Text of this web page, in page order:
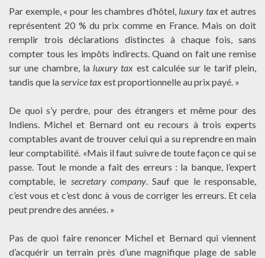
Par exemple, « pour les chambres d’hôtel, luxury taxet autres
représentent 20 % du prix comme en France. Mais on doit
remplir trois déclarations distinctes à chaque fois, sans
compter tous les impôts indirects. Quand on fait une remise
sur une chambre, la luxury tax est calculée sur le tarif plein,
tandis que la service taxest proportionnelle au prix payé. »
De quoi s’y perdre, pour des étrangers et même pour des
Indiens. Michel et Bernard ont eu recours à trois experts
comptables avant de trouver celui qui a su reprendre en main
leur comptabilité. «Mais il faut suivre de toute façon ce qui se
passe. Tout le monde a fait des erreurs : la banque, l’expert
comptable, le secretary company. Sauf que le responsable,
c’est vous et c’est donc à vous de corriger les erreurs. Et cela
peut prendre des années. »
Pas de quoi faire renoncer Michel et Bernard qui viennent
d’acquérir un terrain près d’une magnifique plage de sable